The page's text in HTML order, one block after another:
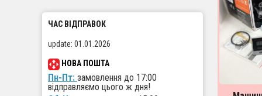
ЧАС ВІДПРАВОК
update: 01.01.2026
НОВА ПОШТА
Пн-Пт: замовлення до 17:00
відправляємо цього ж дня!